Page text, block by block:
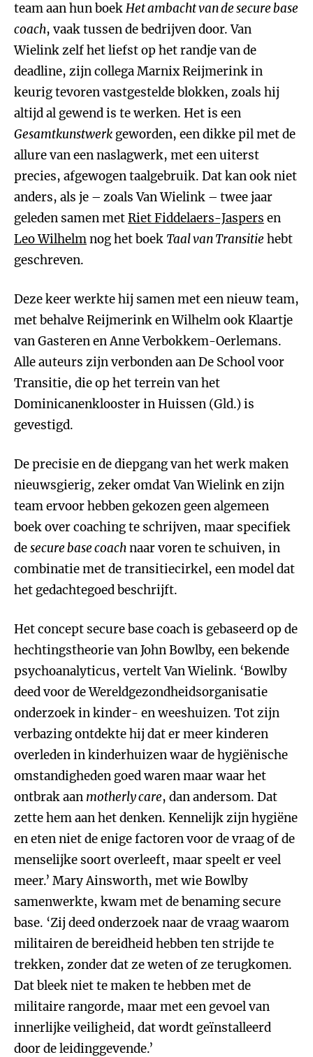
team aan hun boekHet ambacht van de secure base
coach, vaak tussen de bedrijven door. Van
Wielink zelf het liefst op het randje van de
deadline, zijn collega Marnix Reijmerink in
keurig tevoren vastgestelde blokken, zoals hij
altijd al gewend is te werken. Het is een
Gesamtkunstwerk geworden, een dikke pil met de
allure van een naslagwerk, met een uiterst
precies, afgewogen taalgebruik. Dat kan ook niet
anders, als je – zoals Van Wielink – twee jaar
geleden samen metRiet Fiddelaers-Jaspers en
Leo Wilhelmnog het boek Taal van Transitie hebt
geschreven.
Deze keer werkte hij samen met een nieuw team,
met behalve Reijmerink en Wilhelm ook Klaartje
van Gasteren en Anne Verbokkem-Oerlemans.
Alle auteurs zijn verbonden aan De School voor
Transitie, die op het terrein van het
Dominicanenklooster in Huissen (Gld.) is
gevestigd.
De precisie en de diepgang van het werk maken
nieuwsgierig, zeker omdat Van Wielink en zijn
team ervoor hebben gekozen geen algemeen
boek over coaching te schrijven, maar specifiek
desecure base coachnaar voren te schuiven, in
combinatie met de transitiecirkel, een model dat
het gedachtegoed beschrijft.
Het concept secure base coach is gebaseerd op de
hechtingstheorie van John Bowlby, een bekende
psychoanalyticus, vertelt Van Wielink. ‘Bowlby
deed voor de Wereldgezondheidsorganisatie
onderzoek in kinder- en weeshuizen. Tot zijn
verbazing ontdekte hij dat er meer kinderen
overleden in kinderhuizen waar de hygiënische
omstandigheden goed waren maar waar het
ontbrak aan motherly care, dan andersom. Dat
zette hem aan het denken. Kennelijk zijn hygiëne
en eten niet de enige factoren voor de vraag of de
menselijke soort overleeft, maar speelt er veel
meer.’ Mary Ainsworth, met wie Bowlby
samenwerkte, kwam met de benaming secure
base. ‘Zij deed onderzoek naar de vraag waarom
militairen de bereidheid hebben ten strijde te
trekken, zonder dat ze weten of ze terugkomen.
Dat bleek niet te maken te hebben met de
militaire rangorde, maar met een gevoel van
innerlijke veiligheid, dat wordt geïnstalleerd
door de leidinggevende.’